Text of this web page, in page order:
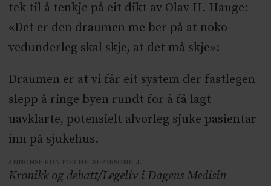
tek til å tenkje på eit dikt av Olav H. Hauge:
«Det er den draumen me ber på at noko
vedunderleg skal skje, at det må skje»:
Draumen er at vi får eit system der fastlegen
slepp å ringe byen rundt for å få lagt
uavklarte, potensielt alvorleg sjuke pasientar
inn på sjukehus.
ANNONSE KUN FOR HELSEPERSONELL
Kronikk og debatt/Legeliv i Dagens Medisin